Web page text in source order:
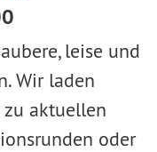
leise und
Wir laden
aktuellen
oder